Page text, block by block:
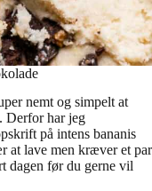
nemt og simpelt at
Derfor har jeg
på intens bananis
at lave men kræver et par
dagen før du gerne vil